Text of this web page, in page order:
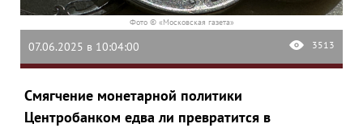
Фото © «Московская газета»
07.06.2025 в 10:04:00 3513
Смягчение монетарной политики
Центробанком едва ли превратится в